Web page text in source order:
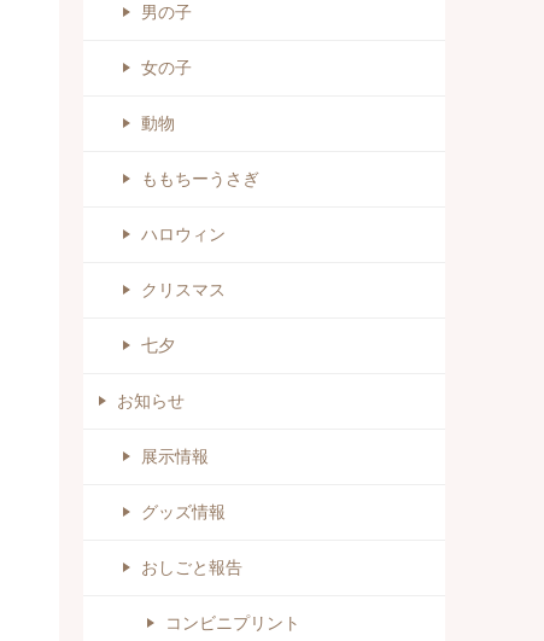
男の子
女の子
動物
ももちーうさぎ
ハロウィン
クリスマス
七夕
お知らせ
展示情報
グッズ情報
おしごと報告
コンビニプリント